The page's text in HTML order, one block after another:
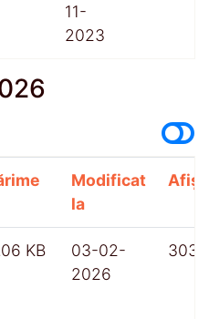
11-
2023
Modificat
la
KB
03-02-
2026
303